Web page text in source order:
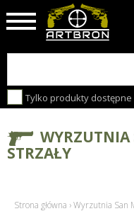
Tylko produkty dostępne
STRZAŁY
Strona główna ›Wyrzutnia San